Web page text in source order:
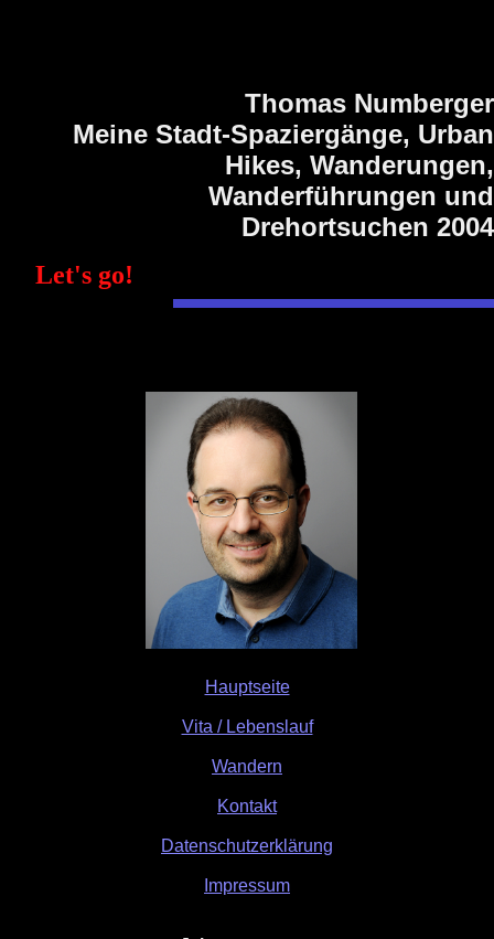
Thomas Numberger
Meine Stadt-Spaziergänge, Urban
Hikes, Wanderungen,
Wanderführungen und
Drehortsuchen 2004
Let's go!
Hauptseite
Vita / Lebenslauf
Wandern
Kontakt
Datenschutzerklärung
Impressum